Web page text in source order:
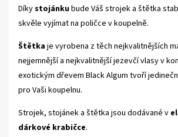
Díkystojánkubude Váš strojek a štětka
skvěle vyjímat na poličce v koupelně.
Štětkaje vyrobena z těch nejkvalitnějších
nejjemnější a nejkvalitnější jezevčí vlasy v
exotickým dřevem Black Algum tvoří
pro Vaši koupelnu.
Strojek, stojánek a štětka jsou dodávané v
dárkové krabičce.